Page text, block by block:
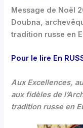
Message de Noël
Doubna,
tradition russe en
Pour le lire En
Aux Excellences,
aux fidèles de
tradition russe en